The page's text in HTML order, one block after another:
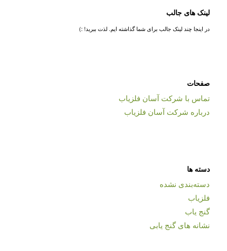
لینک های جالب
در اینجا چند لینک جالب برای شما گذاشته ایم. لذت ببرید! :)
صفحات
تماس با شرکت آسان فلزیاب
درباره شرکت آسان فلزیاب
دسته ها
دسته‌بندی نشده
فلزیاب
گنج یاب
نشانه های گنج یابی